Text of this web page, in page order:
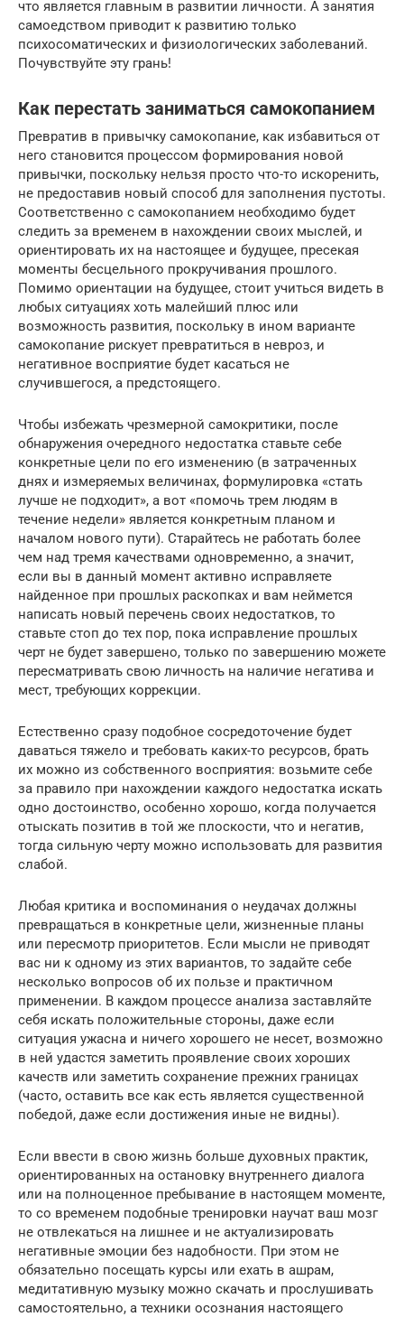
что является главным в развитии личности. А занятия
самоедством приводит к развитию только
психосоматических и физиологических заболеваний.
Почувствуйте эту грань!
Как перестать заниматься самокопанием
Превратив в привычку самокопание, как избавиться от
него становится процессом формирования новой
привычки, поскольку нельзя просто что-то искоренить,
не предоставив новый способ для заполнения пустоты.
Соответственно с самокопанием необходимо будет
следить за временем в нахождении своих мыслей, и
ориентировать их на настоящее и будущее, пресекая
моменты бесцельного прокручивания прошлого.
Помимо ориентации на будущее, стоит учиться видеть в
любых ситуациях хоть малейший плюс или
возможность развития, поскольку в ином варианте
самокопание рискует превратиться в невроз, и
негативное восприятие будет касаться не
случившегося, а предстоящего.
Чтобы избежать чрезмерной самокритики, после
обнаружения очередного недостатка ставьте себе
конкретные цели по его изменению (в затраченных
днях и измеряемых величинах, формулировка «стать
лучше не подходит», а вот «помочь трем людям в
течение недели» является конкретным планом и
началом нового пути). Старайтесь не работать более
чем над тремя качествами одновременно, а значит,
если вы в данный момент активно исправляете
найденное при прошлых раскопках и вам неймется
написать новый перечень своих недостатков, то
ставьте стоп до тех пор, пока исправление прошлых
черт не будет завершено, только по завершению можете
пересматривать свою личность на наличие негатива и
мест, требующих коррекции.
Естественно сразу подобное сосредоточение будет
даваться тяжело и требовать каких-то ресурсов, брать
их можно из собственного восприятия: возьмите себе
за правило при нахождении каждого недостатка искать
одно достоинство, особенно хорошо, когда получается
отыскать позитив в той же плоскости, что и негатив,
тогда сильную черту можно использовать для развития
слабой.
Любая критика и воспоминания о неудачах должны
превращаться в конкретные цели, жизненные планы
или пересмотр приоритетов. Если мысли не приводят
вас ни к одному из этих вариантов, то задайте себе
несколько вопросов об их пользе и практичном
применении. В каждом процессе анализа заставляйте
себя искать положительные стороны, даже если
ситуация ужасна и ничего хорошего не несет, возможно
в ней удастся заметить проявление своих хороших
качеств или заметить сохранение прежних границах
(часто, оставить все как есть является существенной
победой, даже если достижения иные не видны).
Если ввести в свою жизнь больше духовных практик,
ориентированных на остановку внутреннего диалога
или на полноценное пребывание в настоящем моменте,
то со временем подобные тренировки научат ваш мозг
не отвлекаться на лишнее и не актуализировать
негативные эмоции без надобности. При этом не
обязательно посещать курсы или ехать в ашрам,
медитативную музыку можно скачать и прослушивать
самостоятельно, а техники осознания настоящего